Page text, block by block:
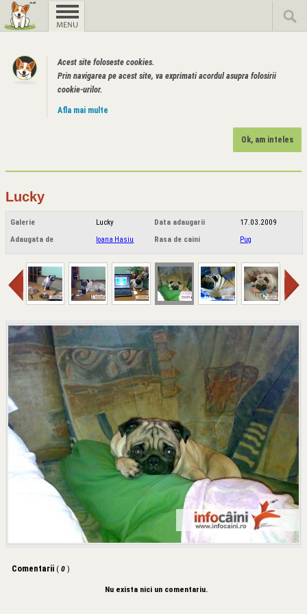
Acest site foloseste cookies.
Prin navigarea pe acest site, va exprimati acordul asupra folosirii
cookie-urilor.
Afla mai multe
Ok, am inteles
Lucky
Galerie Lucky Data adaugarii
17.03.2009
Adaugata de
Ioana Hasiu Rasa de caini Pug
Comentarii( 0)
Nu exista nici un comentariu.